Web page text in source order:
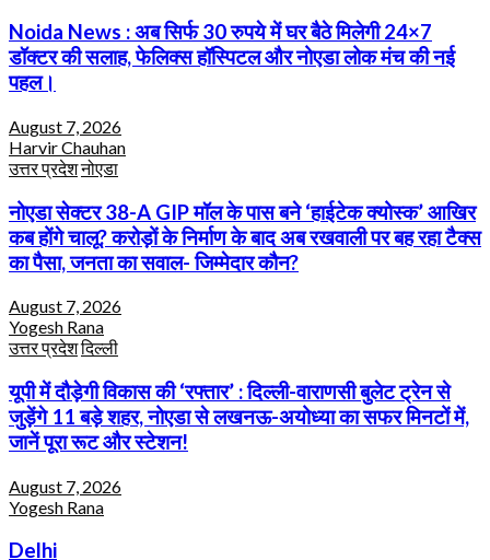
Noida News : अब सिर्फ 30 रुपये में घर बैठे मिलेगी 24×7
डॉक्टर की सलाह, फेलिक्स हॉस्पिटल और नोएडा लोक मंच की नई
पहल।
August 7, 2026
Harvir Chauhan
उत्तर प्रदेशनोएडा
नोएडा सेक्टर 38-A GIP मॉल के पास बने ‘हाईटेक क्योस्क’ आखिर
कब होंगे चालू? करोड़ों के निर्माण के बाद अब रखवाली पर बह रहा टैक्स
का पैसा, जनता का सवाल- जिम्मेदार कौन?
August 7, 2026
Yogesh Rana
उत्तर प्रदेशदिल्ली
यूपी में दौड़ेगी विकास की ‘रफ्तार’ : दिल्ली-वाराणसी बुलेट ट्रेन से
जुड़ेंगे 11 बड़े शहर, नोएडा से लखनऊ-अयोध्या का सफर मिनटों में,
जानें पूरा रूट और स्टेशन!
August 7, 2026
Yogesh Rana
Delhi